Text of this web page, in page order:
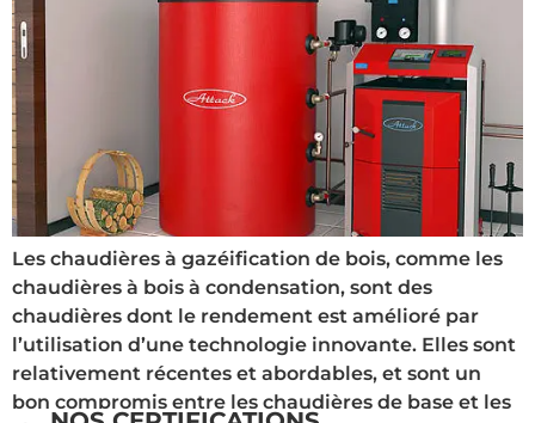
Les chaudières à gazéification de bois, comme les
chaudières à bois à condensation, sont des
chaudières dont le rendement est amélioré par
l’utilisation d’une technologie innovante. Elles sont
relativement récentes et abordables, et sont un
bon compromis entre les chaudières de base et les